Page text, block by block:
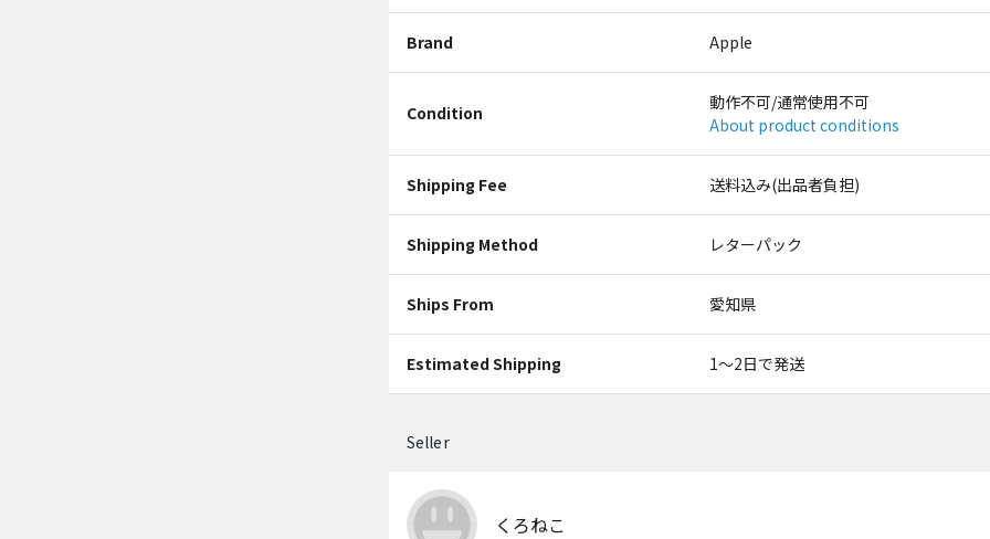
Brand Apple
Condition
動作不可/通常使用不可
About product conditions
Shipping Fee 送料込み(出品者負担)
Shipping Method レターパック
Ships From 愛知県
Estimated Shipping 1〜2日で発送
Seller
くろねこ